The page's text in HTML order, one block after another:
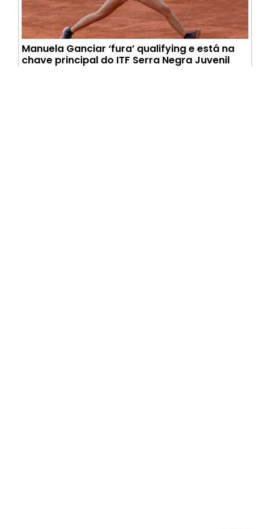
Manuela Ganciar ‘fura’ qualifying e está na
chave principal do ITF Serra Negra Juvenil